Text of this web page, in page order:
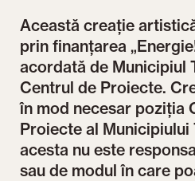
Această creație
prin finanțarea
acordată de Municipiul
Centrul de Proiecte.
în mod necesar poziția
Proiecte al Municipiului
acesta nu este
sau de modul în care